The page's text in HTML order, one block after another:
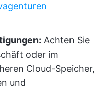
Achten Sie
oder im
Cloud-Speicher,
und